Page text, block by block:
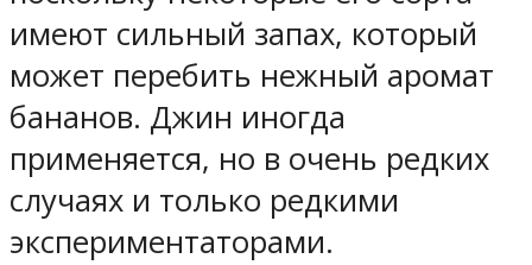
имеют сильный запах, который
может перебить нежный аромат
бананов. Джин иногда
применяется, но в очень редких
случаях и только редкими
экспериментаторами.